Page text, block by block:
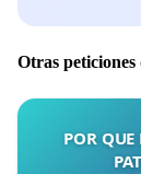
Otras
POR QUE